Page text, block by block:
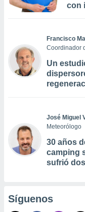
con
Francisco
Coordinador
Un
José Miguel
Meteorólogo
30 años
camping
sufrió
Síguenos